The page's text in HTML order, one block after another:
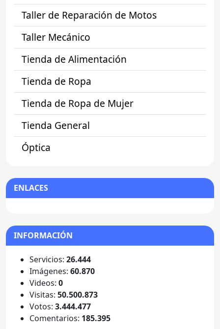
Taller de Reparación de Motos
Taller Mecánico
Tienda de Alimentación
Tienda de Ropa
Tienda de Ropa de Mujer
Tienda General
Óptica
ENLACES
INFORMACIÓN
Servicios: 26.444
Imágenes: 60.870
Videos: 0
Visitas: 50.500.873
Votos: 3.444.477
Comentarios: 185.395